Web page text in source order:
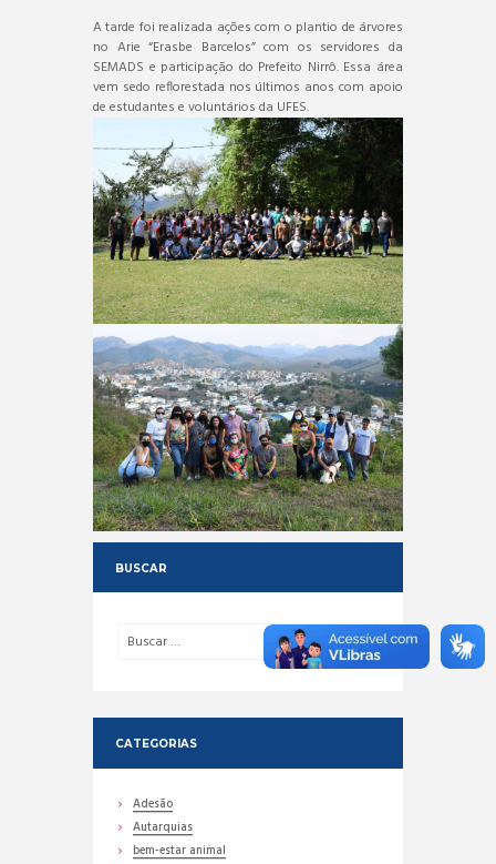
A tarde foi realizada ações com o plantio de árvores
no Arie “Erasbe Barcelos” com os servidores da
SEMADS e participação do Prefeito Nirrô. Essa área
vem sedo reflorestada nos últimos anos com apoio
de estudantes e voluntários da UFES.
BUSCAR
CATEGORIAS
Adesão
Autarquias
bem-estar animal